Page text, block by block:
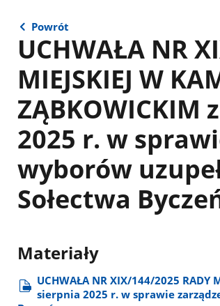
Powrót
UCHWAŁA NR
MIEJSKIEJ W
ZĄBKOWICKIM
2025 r. w
wyborów
Sołectwa
Materiały
UCHWAŁA NR XIX/144/2025 RADY
sierpnia 2025 r. w sprawie